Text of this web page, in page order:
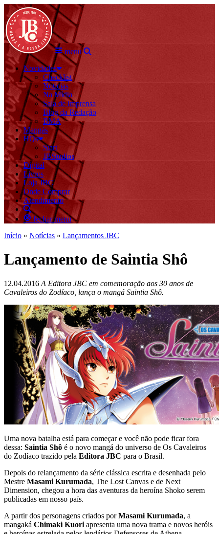
menu
Novidades
Checklist
Notícias
Na Mídia
Sala de Imprensa
Blog da Redação
BMA
Mangás
HQs
Start
JBStudios
Digital
Livros
Loja JBC
Onde Comprar
Atendimento
fechar menu
Início » Notícias » Lançamentos JBC
Lançamento de Saintia Shô
12.04.2016 A Editora JBC em comemoração aos 30 anos de
Cavaleiros do Zodíaco, lança o mangá Saintia Shô.
Uma nova batalha está para começar e você não pode ficar fora
dessa: Saintia Shô é o novo mangá do universo de Os Cavaleiros
do Zodíaco trazido pela Editora JBC para o Brasil.
Depois do relançamento da série clássica escrita e desenhada pelo
Mestre Masami Kurumada, The Lost Canvas e de Next
Dimension, chegou a hora das aventuras da heroína Shoko serem
publicadas em nosso país.
A partir dos personagens criados porMasami Kurumada, a
mangaká Chimaki Kuori apresenta uma nova trama e novos heróis